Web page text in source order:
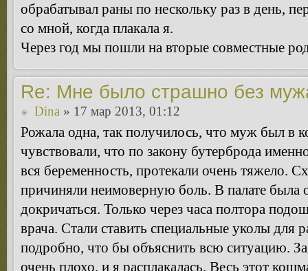
обрабатывал раны по нескольку раз в день,
со мной, когда плакала я.
Через год мы пошли на вторые совместные
Re: Мне было страшно без
Dina » 17 мар 2013, 01:12
Рожала одна, так получилось, что муж был в
чувствовали, что по закону бутерброда
вся беременность, протекали очень тяжело.
причиняли неимоверную боль. В палате была
докричаться. Только через часа полтора
врача. Стали ставить специальные уколы для
подробно, что бы объяснить всю ситуацию.
очень плохо, и я расплакалась. Весь этот